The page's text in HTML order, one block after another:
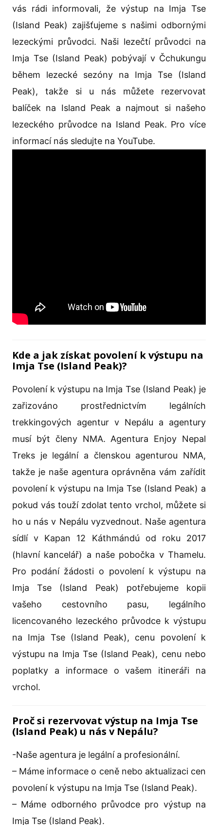
vás rádi informovali, že výstup na Imja Tse
(Island Peak) zajišťujeme s našimi odbornými
lezeckými průvodci. Naši lezečtí průvodci na
Imja Tse (Island Peak) pobývají v Čchukungu
během lezecké sezóny na Imja Tse (Island
Peak), takže si u nás můžete rezervovat
balíček na Island Peak a najmout si našeho
lezeckého průvodce na Island Peak. Pro více
informací nás sledujte na YouTube.
Kde a jak získat povolení k výstupu na
Imja Tse (Island Peak)?
Povolení k výstupu na Imja Tse (Island Peak) je
zařizováno prostřednictvím legálních
trekkingových agentur v Nepálu a agentury
musí být členy NMA. Agentura Enjoy Nepal
Treks je legální a členskou agenturou NMA,
takže je naše agentura oprávněna vám zařídit
povolení k výstupu na Imja Tse (Island Peak) a
pokud vás touží zdolat tento vrchol, můžete si
ho u nás v Nepálu vyzvednout. Naše agentura
sídlí v Kapan 12 Káthmándú od roku 2017
(hlavní kancelář) a naše pobočka v Thamelu.
Pro podání žádosti o povolení k výstupu na
Imja Tse (Island Peak) potřebujeme kopii
vašeho cestovního pasu, legálního
licencovaného lezeckého průvodce k výstupu
na Imja Tse (Island Peak), cenu povolení k
výstupu na Imja Tse (Island Peak), cenu nebo
poplatky a informace o vašem itineráři na
vrchol.
Proč si rezervovat výstup na Imja Tse
(Island Peak) u nás v Nepálu?
-Naše agentura je legální a profesionální.
– Máme informace o ceně nebo aktualizaci cen
povolení k výstupu na Imja Tse (Island Peak).
– Máme odborného průvodce pro výstup na
Imja Tse (Island Peak).